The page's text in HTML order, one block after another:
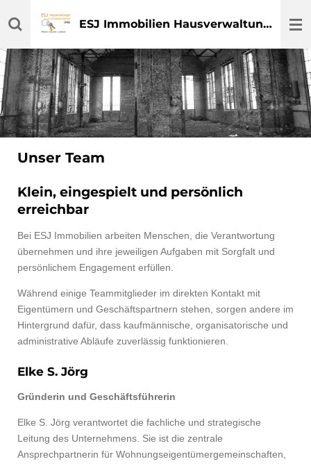
Hauptinhalt
ESJ Immobilien Hausverwaltungen Service GmbH
Unser Team
Klein, eingespielt und persönlich
erreichbar
Bei ESJ Immobilien arbeiten Menschen, die Verantwortung
übernehmen und ihre jeweiligen Aufgaben mit Sorgfalt und
persönlichem Engagement erfüllen.
Während einige Teammitglieder im direkten Kontakt mit
Eigentümern und Geschäftspartnern stehen, sorgen andere im
Hintergrund dafür, dass kaufmännische, organisatorische und
administrative Abläufe zuverlässig funktionieren.
Elke S. Jörg
Gründerin und Geschäftsführerin
Elke S. Jörg verantwortet die fachliche und strategische
Leitung des Unternehmens. Sie ist die zentrale
Ansprechpartnerin für Wohnungseigentümergemeinschaften,